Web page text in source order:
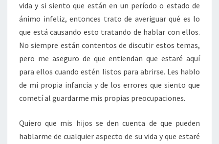
vida y si siento que están en un período o estado de
ánimo infeliz, entonces trato de averiguar qué es lo
que está causando esto tratando de hablar con ellos.
No siempre están contentos de discutir estos temas,
pero me aseguro de que entiendan que estaré aquí
para ellos cuando estén listos para abrirse. Les hablo
de mi propia infancia y de los errores que siento que
cometí al guardarme mis propias preocupaciones.
Quiero que mis hijos se den cuenta de que pueden
hablarme de cualquier aspecto de su vida y que estaré